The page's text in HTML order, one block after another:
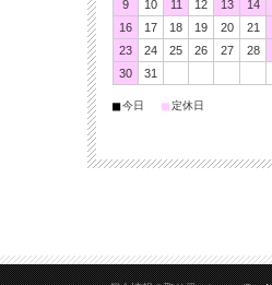
9
10 11 12 13 14
16
17 18 19 20 21
23
24 25 26 27 28
30
31
■今日 ■定休日